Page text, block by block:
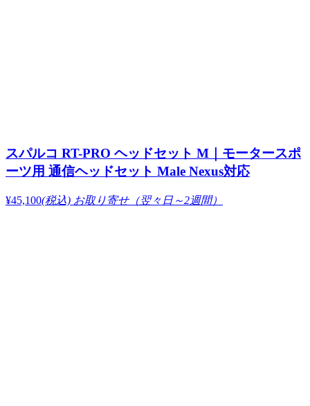
スパルコ RT-PRO ヘッドセット M｜モータースポ
ーツ用 通信ヘッドセット Male Nexus対応
¥45,100(税込) お取り寄せ（翌々日～2週間）